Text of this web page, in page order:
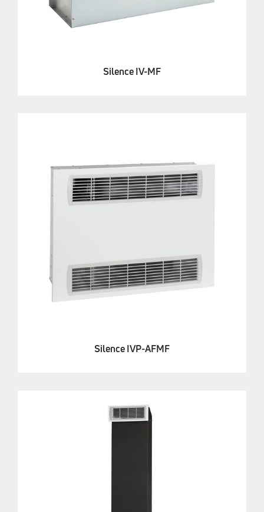
Silence IV-MF
Silence IVP-AFMF